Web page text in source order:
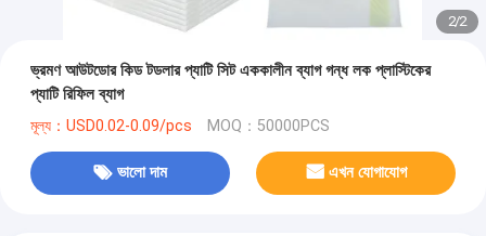
2/2
ভ্রমণ আউটডোর কিড টডলার প্যাটি সিট এককালীন ব্যাগ গন্ধ লক প্লাস্টিকের
প্যাটি রিফিল ব্যাগ
মূল্য：USD0.02-0.09/pcs MOQ：50000PCS
ভালো দাম এখন যোগাযোগ